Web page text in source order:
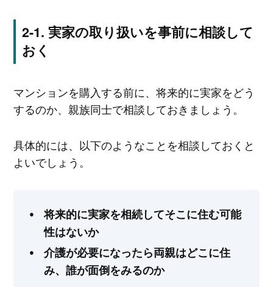
実家の取り扱いを事前に相談して
おく
マンションを購入する前に、将来的に実家をどう
するのか、親族同士で相談しておきましょう。
具体的には、以下のようなことを相談しておくと
よいでしょう。
将来的に実家を相続してそこに住む可能
性はないか
介護が必要になったら両親はどこに住
み、誰が面倒をみるのか